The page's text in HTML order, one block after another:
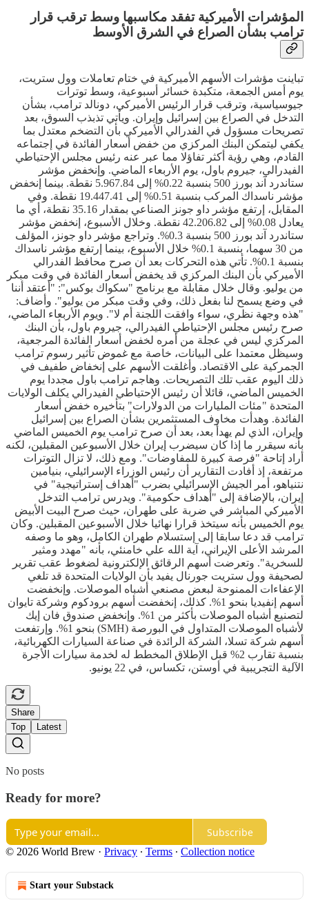
المؤشرات الأميركية تفقد مكاسبها وسط ترقب قرار
ترامب بشأن الصراع في الشرق الأوسط
تباينت مؤشرات الأسهم الأميركية في ختام تعاملات وول ستريت،
يوم أمس الجمعة، متكبدة خسائر أسبوعية، وسط توترات
جيوسياسية، وترقب قرار الرئيس الأميركي، دونالد ترامب، بشأن
التدخل في الصراع بين إسرائيل وإيران. ويأتي تذبذب السوق، بعد
تصريحات مسؤول في الفدرالي الأميركي بأن التضخم معتدل بما
يكفي ليتمكن البنك المركزي من خفض أسعار الفائدة في إجتماعه
القادم، وهي رؤية أكثر تفاؤلا مما عبر عنه رئيس مجلس الإحتياطي
الفيدرالي، جيروم باول، يوم الأربعاء الماضي. وإنخفض مؤشر
ستاندرد آند بورز 500 بنسبة 0.22% إلى 5.967.84 نقطة. بينما إنخفض
مؤشر ناسداك المركب بنسبة 0.51% إلى 19.447.41 نقطة. وفي
المقابل، إرتفع مؤشر داو جونز الصناعي بمقدار 35.16 نقطة، أي ما
يعادل 0.08% إلى 42.206.82 نقطة. وخلال الأسبوع، إنخفض مؤشر
ستاندرد آند بورز 500 بنسبة 0.3%. وتراجع مؤشر داو جونز، المؤلف
من 30 سهما، بنسبة 0.1% خلال الأسبوع، بينما إرتفع مؤشر ناسداك
بنسبة 0.1%. تأتي هذه التحركات بعد أن صرح محافظ الفدرالي
الأميركي بأن البنك المركزي قد يخفض أسعار الفائدة في وقت مبكر
من يوليو. وقال خلال مقابلة مع برنامج "سكواك بوكس": "أعتقد أننا
في وضع يسمح لنا بفعل ذلك، وفي وقت مبكر من يوليو". وأضاف:
"هذه وجهة نظري، سواء وافقت اللجنة أم لا". ويوم الأربعاء الماضي،
صرح رئيس مجلس الإحتياطي الفيدرالي، جيروم باول، بأن البنك
المركزي ليس في عجلة من أمره لخفض أسعار الفائدة المرجعية،
وسيظل معتمدا على البيانات، خاصة مع غموض تأثير رسوم ترامب
الجمركية على الاقتصاد. وأغلقت الأسهم على إنخفاض طفيف في
ذلك اليوم عقب تلك التصريحات. وهاجم ترامب باول مجددا يوم
الخميس الماضي، قائلا أن رئيس الإحتياطي الفيدرالي يكلف الولايات
المتحدة "مئات المليارات من الدولارات" بتأخيره خفض أسعار
الفائدة. وهدأت مخاوف المستثمرين بشأن الصراع بين إسرائيل
وإيران، الذي لم يهدأ بعد، بعد أن صرح ترامب يوم الخميس الماضي
بأنه سيقرر ما إذا كان سيضرب إيران خلال الأسبوعين المقبلين، لكنه
أراد إتاحة "فرصة كبيرة للمفاوضات". ومع ذلك، لا تزال التوترات
مرتفعة، إذ أفادت التقارير أن رئيس الوزراء الإسرائيلي، بنيامين
نتنياهو، أمر الجيش الإسرائيلي بضرب "أهداف إستراتيجية" في
إيران، بالإضافة إلى "أهداف حكومية". ويدرس ترامب التدخل
الأميركي المباشر في ضربة على طهران، حيث صرح البيت الأبيض
يوم الخميس بأنه سيتخذ قرارا نهائيا خلال الأسبوعين المقبلين. وكان
ترامب قد دعا سابقا إلى إستسلام طهران الكامل، وهو ما وصفه
المرشد الأعلى الإيراني، آية الله علي خامنئي، بأنه "مهدد ومثير
للسخرية". وتعرضت أسهم الرقائق الإلكترونية لضغوط عقب تقرير
لصحيفة وول ستريت جورنال يفيد بأن الولايات المتحدة قد تلغي
الإعفاءات الممنوحة لبعض مصنعي أشباه الموصلات. وإنخفضت
أسهم إنفيديا بنحو 1%. كذلك، إنخفضت أسهم برودكوم وشركة تايوان
لتصنيع أشباه الموصلات بأكثر من 1%. وإنخفض صندوق فان إيك
لأشباه الموصلات المتداول في البورصة (SMH) بنحو 1%. وإرتفعت
أسهم شركة تسلا، الشركة الرائدة في صناعة السيارات الكهربائية،
بنسبة تقارب 2% قبل الإطلاق المخطط له لخدمة سيارات الأجرة
الآلية التجريبية في أوستن، تكساس، في 22 يونيو.
Share
Top
Latest
No posts
Ready for more?
Subscribe
© 2026 World Brew · Privacy ∙ Terms ∙ Collection notice
Start your Substack